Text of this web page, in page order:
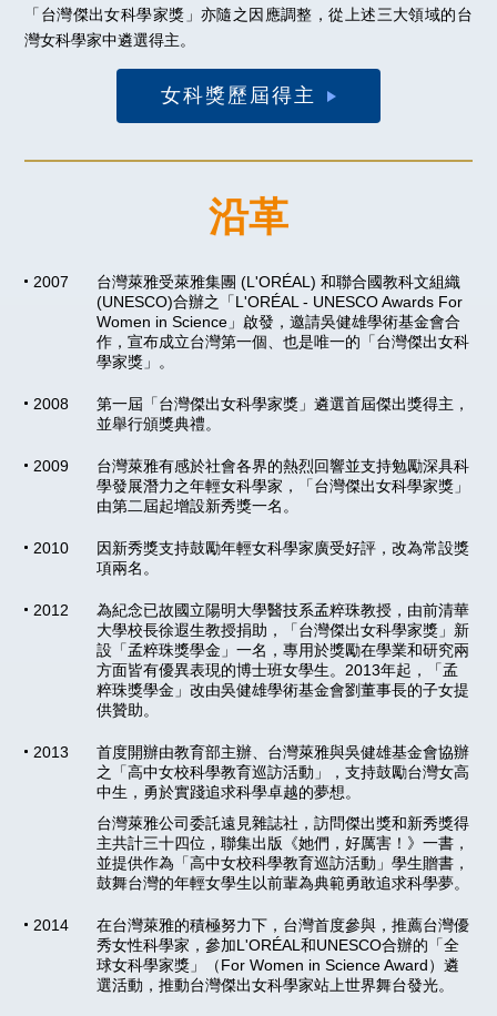
「台灣傑出女科學家獎」亦隨之因應調整，從上述三大領域的台
灣女科學家中遴選得主。
女科獎歷屆得主
沿革
2007
台灣萊雅受萊雅集團 (L'ORÉAL) 和聯合國教科文組織
(UNESCO)合辦之「L'ORÉAL - UNESCO Awards For
Women in Science」啟發，邀請吳健雄學術基金會合
作，宣布成立台灣第一個、也是唯一的「台灣傑出女科
學家獎」。
2008
第一屆「台灣傑出女科學家獎」遴選首屆傑出獎得主，
並舉行頒獎典禮。
2009
台灣萊雅有感於社會各界的熱烈回響並支持勉勵深具科
學發展潛力之年輕女科學家，「台灣傑出女科學家獎」
由第二屆起增設新秀獎一名。
2010
因新秀獎支持鼓勵年輕女科學家廣受好評，改為常設獎
項兩名。
2012
為紀念已故國立陽明大學醫技系孟粹珠教授，由前清華
大學校長徐遐生教授捐助，「台灣傑出女科學家獎」新
設「孟粹珠獎學金」一名，專用於獎勵在學業和研究兩
方面皆有優異表現的博士班女學生。2013年起，「孟
粹珠獎學金」改由吳健雄學術基金會劉董事長的子女提
供贊助。
2013
首度開辦由教育部主辦、台灣萊雅與吳健雄基金會協辦
之「高中女校科學教育巡訪活動」，支持鼓勵台灣女高
中生，勇於實踐追求科學卓越的夢想。
台灣萊雅公司委託遠見雜誌社，訪問傑出獎和新秀獎得
主共計三十四位，聯集出版《她們，好厲害！》一書，
並提供作為「高中女校科學教育巡訪活動」學生贈書，
鼓舞台灣的年輕女學生以前輩為典範勇敢追求科學夢。
2014
在台灣萊雅的積極努力下，台灣首度參與，推薦台灣優
秀女性科學家，參加L'ORÉAL和UNESCO合辦的「全
球女科學家獎」（For Women in Science Award）遴
選活動，推動台灣傑出女科學家站上世界舞台發光。